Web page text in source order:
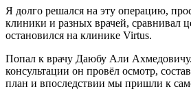
Я долго решался на эту операцию,
клиники и разных врачей, сравнивал
остановился на клинике Virtus.
Попал к врачу Даюбу Али
консультации он провёл осмотр,
план и впоследствии мы пришли к